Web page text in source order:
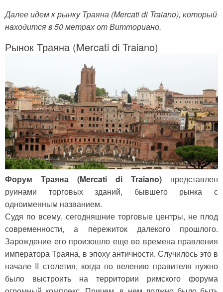
Далее идем к рынку Траяна (Mercati di Traiano), который
находится в 50 метрах от Витториано.
Рынок Траяна (Mercati di Traiano)
Форум Траяна (Mercati di Traiano) представлен
руинами торговых зданий, бывшего рынка с
одноименным названием.
Судя по всему, сегодняшние торговые центры, не плод
современности, а пережиток далекого прошлого.
Зарождение его произошло еще во времена правления
императора Траяна, в эпоху античности. Случилось это в
начале II столетия, когда по велению правителя нужно
было выстроить на территории римского форума